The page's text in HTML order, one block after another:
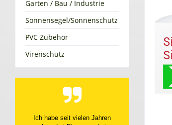
Garten / Bau / Industrie
Sonnensegel/Sonnenschutz
PVC Zubehör
Virenschutz
Top Service, top Produkt